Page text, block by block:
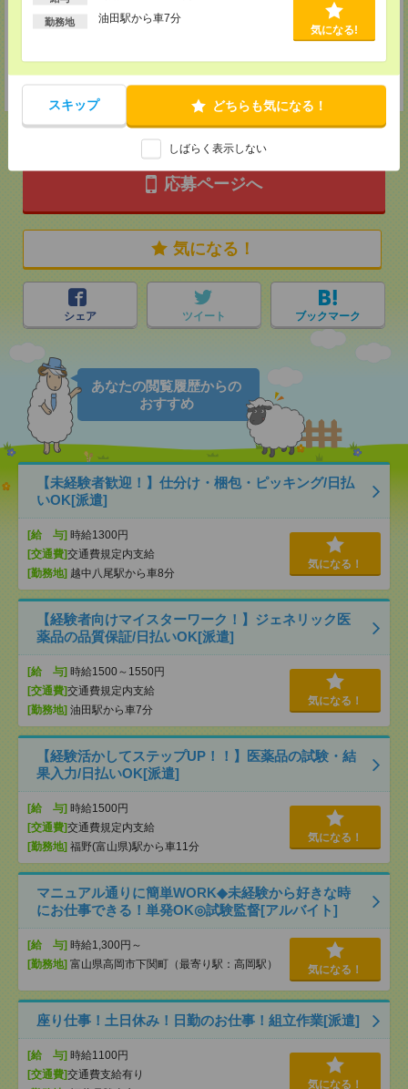
勤務地
油田駅から車7分
気になる!
スキップ どちらも気になる！
しばらく表示しない
〒430-0926
静岡県浜松市中央区砂山町325-6 日本生命浜松駅前ビル4F
TEL：053-450-7522
FAX：053-450-7533
担当：採用担当
応募ページへ
気になる！
シェア ツイート ブックマーク
あなたの閲覧履歴からの
おすすめ
【未経験者歓迎！】仕分け・梱包・ピッキング/日払
いOK[派遣]
[給 与] 時給1300円
[交通費]交通費規定内支給
[勤務地] 越中八尾駅から車8分
気になる！
【経験者向けマイスターワーク！】ジェネリック医
薬品の品質保証/日払いOK[派遣]
[給 与] 時給1500～1550円
[交通費]交通費規定内支給
[勤務地] 油田駅から車7分
気になる！
【経験活かしてステップUP！！】医薬品の試験・結
果入力/日払いOK[派遣]
[給 与] 時給1500円
[交通費]交通費規定内支給
[勤務地] 福野(富山県)駅から車11分
気になる！
マニュアル通りに簡単WORK◆未経験から好きな時
にお仕事できる！単発OK◎試験監督[アルバイト]
[給 与] 時給1,300円～
[勤務地] 富山県高岡市下関町（最寄り駅：高岡駅） 気になる！
座り仕事！土日休み！日勤のお仕事！組立作業[派遣]
[給 与] 時給1100円
[交通費]交通費支給有り
気になる！